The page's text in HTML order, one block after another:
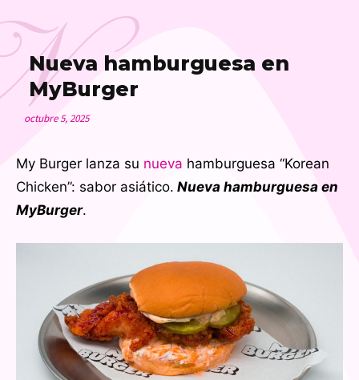
Nueva hamburguesa en
MyBurger
octubre 5, 2025
My Burger lanza su nueva hamburguesa “Korean
Chicken”: sabor asiático. Nueva hamburguesa en
MyBurger.